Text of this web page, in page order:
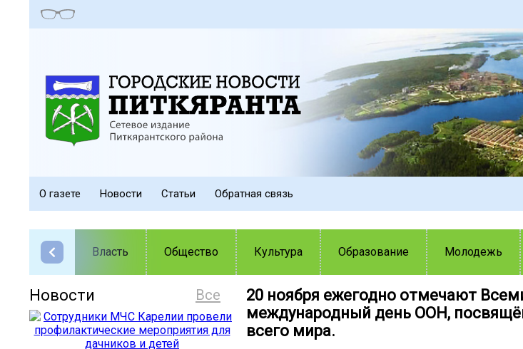
О газете Новости Статьи Обратная связь
Власть Общество Культура Образование Молодежь
Все
Новости
20 ноября ежегодно отмечают
международный день ООН,
всего мира.